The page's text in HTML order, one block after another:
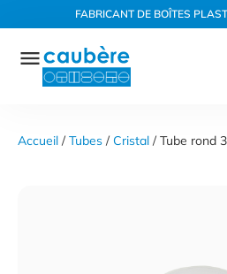
Panneau de gestion des cookies
au
contenu
FABRICANT DE BOÎTES
Accueil / Tubes / Cristal / Tube rond